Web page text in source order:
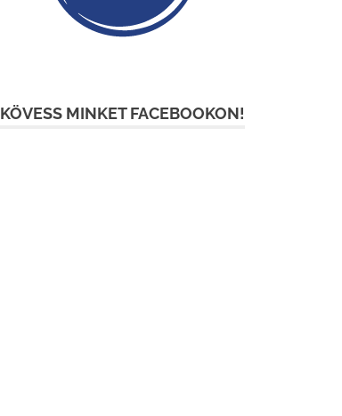
KÖVESS MINKET FACEBOOKON!